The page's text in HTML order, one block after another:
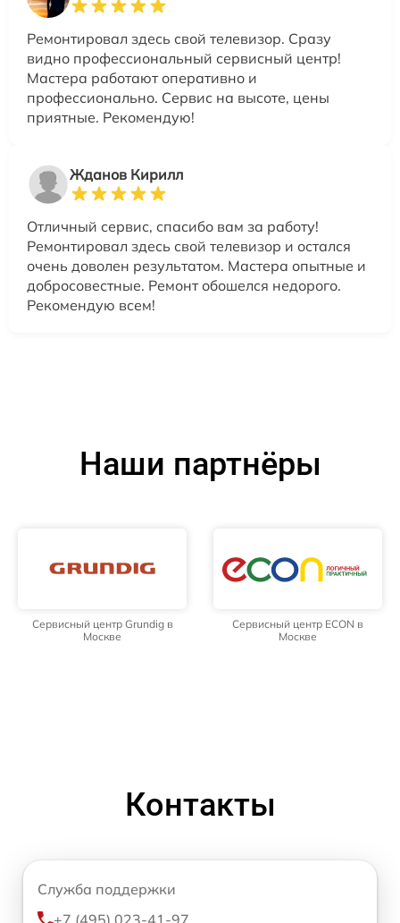
Ремонтировал здесь свой телевизор. Сразу
видно профессиональный сервисный центр!
Мастера работают оперативно и
профессионально. Сервис на высоте, цены
приятные. Рекомендую!
Жданов Кирилл
Отличный сервис, спасибо вам за работу!
Ремонтировал здесь свой телевизор и остался
очень доволен результатом. Мастера опытные и
добросовестные. Ремонт обошелся недорого.
Рекомендую всем!
Наши партнёры
Сервисный центр Grundig в
Москве
Сервисный центр ECON в
Москве
Контакты
Служба поддержки
+7 (495) 023-41-97